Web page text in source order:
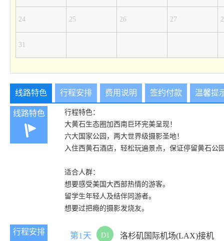
24 25 26 27
31
线路特色 行程安排 费用说明 签约付款 温馨提
线路特色
行程特色：
大黄石生态圈加西南巨环完美呈现！
六大国家公园，两大世界级摄影圣地！
入住西黄石酒店，轻松玩遍景点，保证停留黄石公
适合人群：
想要感受美国大西部热情的游客。
留学生年轻人及结伴同游者。
想要过把瘾的摄影发烧友。
行程安排 第1天 D1 洛杉矶国际机场(LAX)接机